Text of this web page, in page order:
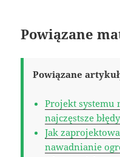
Powiązane
Powiązane
Projekt systemu
najczęstsze
Jak
nawadnianie